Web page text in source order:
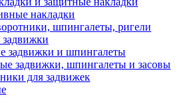
накладки
шпингалеты, ригели
задвижки и шпингалеты
задвижки, шпингалеты и засовы
для задвижек